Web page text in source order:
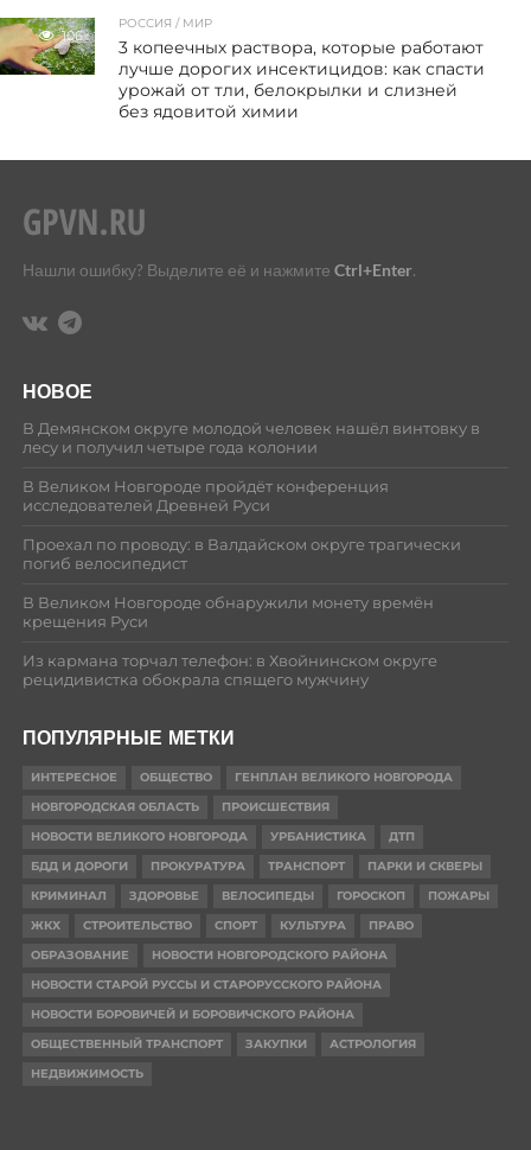
106
РОССИЯ / МИР
3 копеечных раствора, которые работают
лучше дорогих инсектицидов: как спасти
урожай от тли, белокрылки и слизней
без ядовитой химии
Нашли ошибку? Выделите её и нажмите Ctrl+Enter.
НОВОЕ
В Демянском округе молодой человек нашёл винтовку в
лесу и получил четыре года колонии
В Великом Новгороде пройдёт конференция
исследователей Древней Руси
Проехал по проводу: в Валдайском округе трагически
погиб велосипедист
В Великом Новгороде обнаружили монету времён
крещения Руси
Из кармана торчал телефон: в Хвойнинском округе
рецидивистка обокрала спящего мужчину
ПОПУЛЯРНЫЕ МЕТКИ
ИНТЕРЕСНОЕ ОБЩЕСТВО
ГЕНПЛАН ВЕЛИКОГО НОВГОРОДА
НОВГОРОДСКАЯ ОБЛАСТЬ
ПРОИСШЕСТВИЯ
НОВОСТИ ВЕЛИКОГО НОВГОРОДА
УРБАНИСТИКА
ДТП
БДД И ДОРОГИ
ПРОКУРАТУРА ТРАНСПОРТ
ПАРКИ И СКВЕРЫ
КРИМИНАЛ
ЗДОРОВЬЕ ВЕЛОСИПЕДЫ ГОРОСКОП
ПОЖАРЫ
ЖКХ
СТРОИТЕЛЬСТВО СПОРТ КУЛЬТУРА
ПРАВО
ОБРАЗОВАНИЕ
НОВОСТИ НОВГОРОДСКОГО РАЙОНА
НОВОСТИ СТАРОЙ РУССЫ И СТАРОРУССКОГО РАЙОНА
НОВОСТИ БОРОВИЧЕЙ И БОРОВИЧСКОГО РАЙОНА
ОБЩЕСТВЕННЫЙ ТРАНСПОРТ
ЗАКУПКИ
АСТРОЛОГИЯ
НЕДВИЖИМОСТЬ